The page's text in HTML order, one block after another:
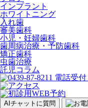
インプラント
ホワイトニング
入れ歯
審美歯科
小児・妊婦歯科
歯周病治療・予防歯科
矯正歯科
虫歯治療
託児コラム
AIチャットに質問